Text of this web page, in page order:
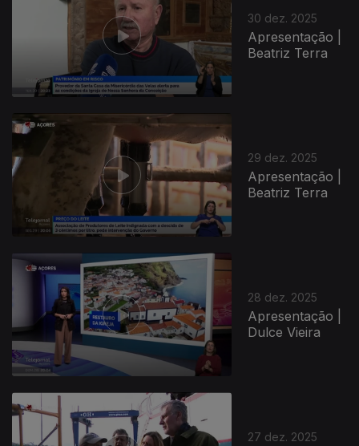
30 dez. 2025
Apresentação |
Beatriz Terra
29 dez. 2025
Apresentação |
Beatriz Terra
28 dez. 2025
Apresentação |
Dulce Vieira
27 dez. 2025